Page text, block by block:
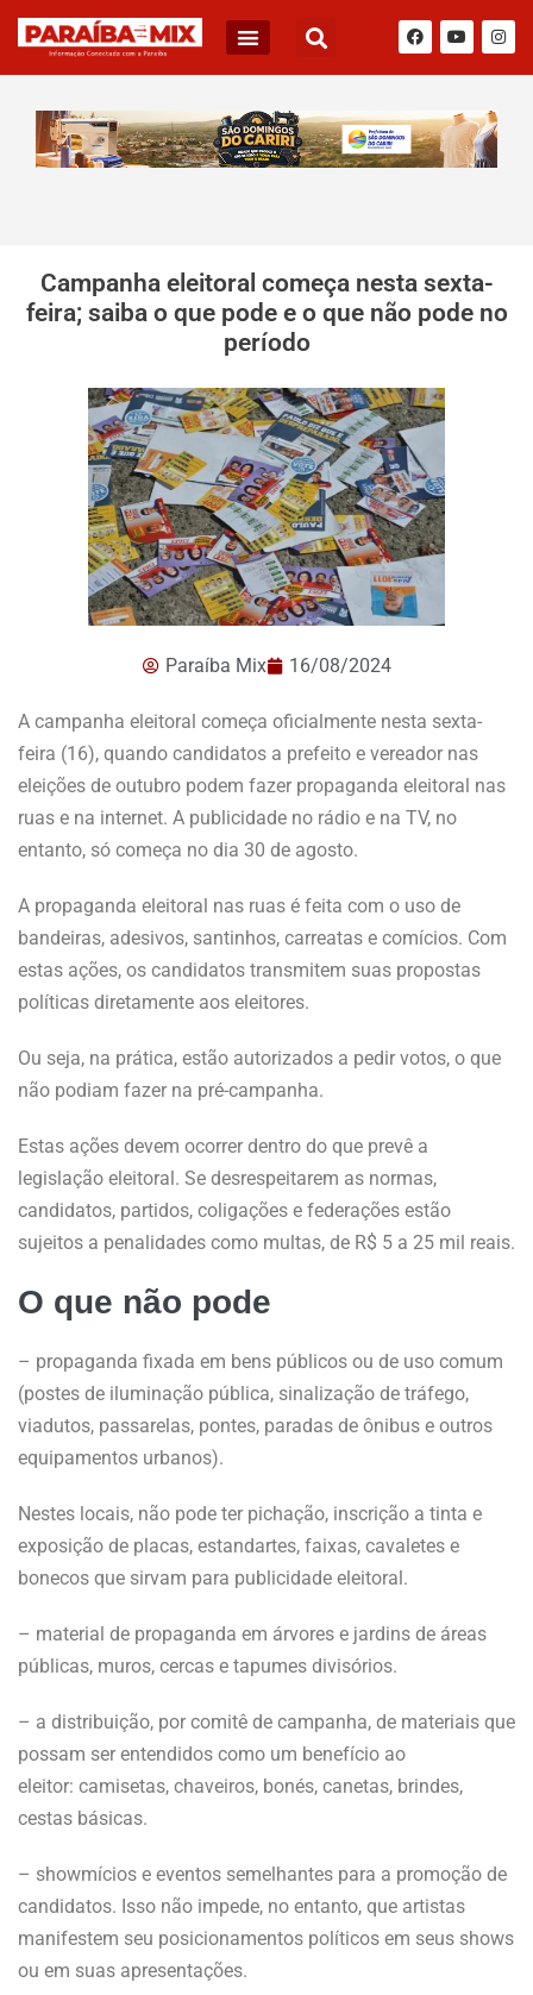
Campanha eleitoral começa nesta sexta-
feira; saiba o que pode e o que não pode no
período
Paraíba Mix 16/08/2024
A campanha eleitoral começa oficialmente nesta sexta-
feira (16), quando candidatos a prefeito e vereador nas
eleições de outubro podem fazer propaganda eleitoral nas
ruas e na internet. A publicidade no rádio e na TV, no
entanto, só começa no dia 30 de agosto.
A propaganda eleitoral nas ruas é feita com o uso de
bandeiras, adesivos, santinhos, carreatas e comícios. Com
estas ações, os candidatos transmitem suas propostas
políticas diretamente aos eleitores.
Ou seja, na prática, estão autorizados a pedir votos, o que
não podiam fazer na pré-campanha.
Estas ações devem ocorrer dentro do que prevê a
legislação eleitoral. Se desrespeitarem as normas,
candidatos, partidos, coligações e federações estão
sujeitos a penalidades como multas, de R$ 5 a 25 mil reais.
O que não pode
– propaganda fixada em bens públicos ou de uso comum
(postes de iluminação pública, sinalização de tráfego,
viadutos, passarelas, pontes, paradas de ônibus e outros
equipamentos urbanos).
Nestes locais, não pode ter pichação, inscrição a tinta e
exposição de placas, estandartes, faixas, cavaletes e
bonecos que sirvam para publicidade eleitoral.
– material de propaganda em árvores e jardins de áreas
públicas, muros, cercas e tapumes divisórios.
– a distribuição, por comitê de campanha, de materiais que
possam ser entendidos como um benefício ao
eleitor: camisetas, chaveiros, bonés, canetas, brindes,
cestas básicas.
– showmícios e eventos semelhantes para a promoção de
candidatos. Isso não impede, no entanto, que artistas
manifestem seu posicionamentos políticos em seus shows
ou em suas apresentações.